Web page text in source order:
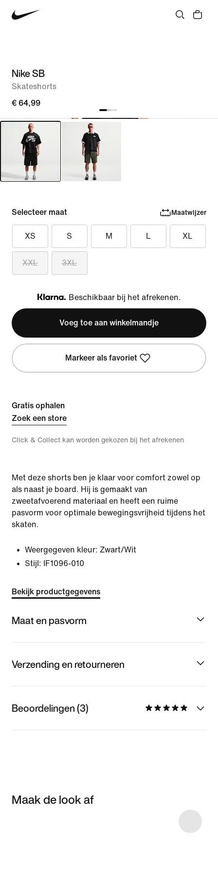
Nike SB
Skateshorts
€ 64,99
Selecteer maat Maatwijzer
XS S M L XL
XXL 3XL
Klarna
Beschikbaar bij het afrekenen.
Voeg toe aan winkelmandje
Markeer als favoriet
Gratis ophalen
Zoek een store
Click & Collect kan worden gekozen bij het afrekenen
Met deze shorts ben je klaar voor comfort zowel op
als naast je board. Hij is gemaakt van
zweetafvoerend materiaal en heeft een ruime
pasvorm voor optimale bewegingsvrijheid tijdens het
skaten.
Weergegeven kleur: Zwart/Wit
Stijl:
IF1096-010
Bekijk productgegevens
Maat en pasvorm
Verzending en retourneren
Beoordelingen (3)
Maak de look af